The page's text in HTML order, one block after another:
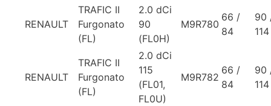
RENAULT
TRAFIC II
Furgonato
(FL)
2.0 dCi
90
(FL0H)
M9R780
66 /
84
90
114
RENAULT
TRAFIC II
Furgonato
(FL)
2.0 dCi
115
(FL01,
FL0U)
M9R782
66 /
84
90
114